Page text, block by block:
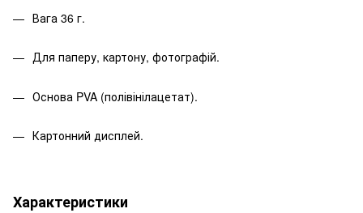
Вага 36 г.
Для паперу, картону, фотографій.
Основа PVA (полівінілацетат).
Картонний дисплей.
Характеристики